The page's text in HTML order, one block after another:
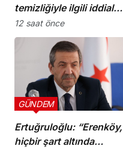
temizliğiyle ilgili iddialar
doğru değil”
12 saat önce
Ertuğruloğlu: “Erenköy,
hiçbir şart altında
GÜNDEM